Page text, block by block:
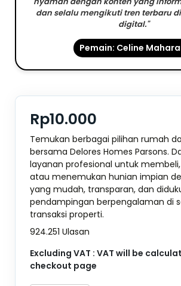
dan selalu mengikuti tren terbaru
digital."
Pemain: Celine
Rp10.000
Temukan berbagai pilihan rumah
bersama Delores Homes Parsons.
layanan profesional untuk
atau menemukan hunian impian
yang mudah, transparan, dan
pendampingan berpengalaman di
transaksi properti.
924.251 Ulasan
Excluding VAT : VAT will be
checkout page